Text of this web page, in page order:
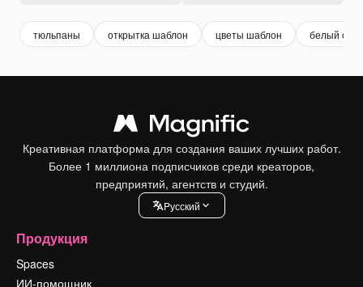
тюльпаны открытка шаблон цветы шаблон белый стол
Креативная платформа для создания ваших лучших работ.
Более 1 миллиона подписчиков среди креаторов,
предприятий, агентств и студий.
Pусский
Продукция
Spaces
ИИ-помощник